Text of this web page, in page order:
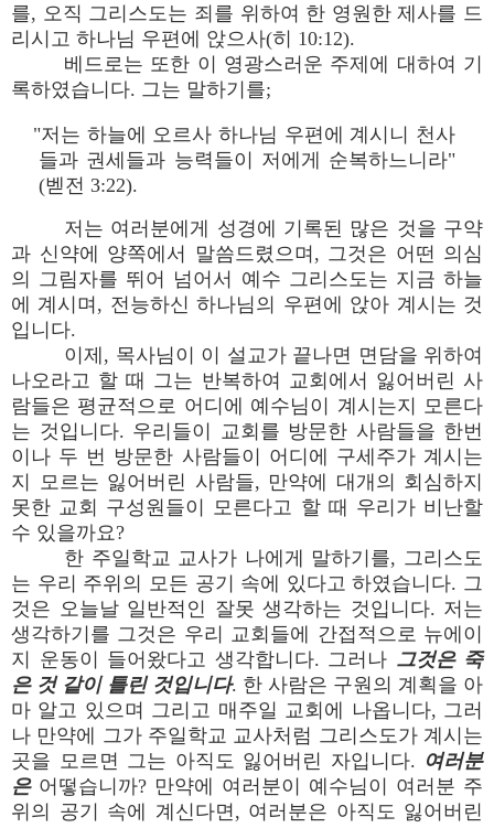
를, 오직 그리스도는 죄를 위하여 한 영원한 제사를 드
리시고 하나님 우편에 앉으사(히 10:12).
베드로는 또한 이 영광스러운 주제에 대하여 기
록하였습니다. 그는 말하기를;
"저는 하늘에 오르사 하나님 우편에 계시니 천사
들과 권세들과 능력들이 저에게 순복하느니라"
(벧전 3:22).
저는 여러분에게 성경에 기록된 많은 것을 구약
과 신약에 양쪽에서 말씀드렸으며, 그것은 어떤 의심
의 그림자를 뛰어 넘어서 예수 그리스도는 지금 하늘
에 계시며, 전능하신 하나님의 우편에 앉아 계시는 것
입니다.
이제, 목사님이 이 설교가 끝나면 면담을 위하여
나오라고 할 때 그는 반복하여 교회에서 잃어버린 사
람들은 평균적으로 어디에 예수님이 계시는지 모른다
는 것입니다. 우리들이 교회를 방문한 사람들을 한번
이나 두 번 방문한 사람들이 어디에 구세주가 계시는
지 모르는 잃어버린 사람들, 만약에 대개의 회심하지
못한 교회 구성원들이 모른다고 할 때 우리가 비난할
수 있을까요?
한 주일학교 교사가 나에게 말하기를, 그리스도
는 우리 주위의 모든 공기 속에 있다고 하였습니다. 그
것은 오늘날 일반적인 잘못 생각하는 것입니다. 저는
생각하기를 그것은 우리 교회들에 간접적으로 뉴에이
지 운동이 들어왔다고 생각합니다. 그러나 그것은 죽
은 것 같이 틀린 것입니다. 한 사람은 구원의 계획을 아
마 알고 있으며 그리고 매주일 교회에 나옵니다, 그러
나 만약에 그가 주일학교 교사처럼 그리스도가 계시는
곳을 모르면 그는 아직도 잃어버린 자입니다. 여러분
은어떻습니까? 만약에 여러분이 예수님이 여러분 주
위의 공기 속에 계신다면, 여러분은 아직도 잃어버린